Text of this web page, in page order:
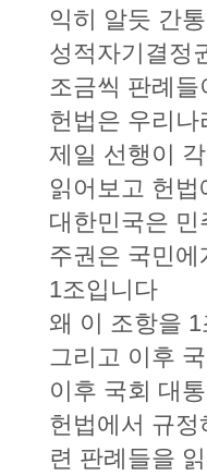
익히 알듯 간
성적자기결정
조금씩 판례
헌법은 우리
제일 선행이
읽어보고 헌
대한민국은
주권은 국민
1조입니다
왜 이 조항을
그리고 이후
이후 국회 대
헌법에서 규
련 판례들을